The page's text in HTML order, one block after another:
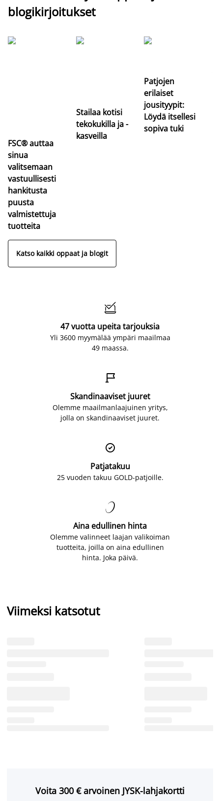
blogikirjoitukset
FSC® auttaa
sinua
valitsemaan
vastuullisesti
hankitusta
puusta
valmistettuja
tuotteita
Stailaa kotisi
tekokukilla ja -
kasveilla
Patjojen
erilaiset
jousityypit:
Löydä itsellesi
sopiva tuki
Katso kaikki oppaat ja blogit

47 vuotta upeita tarjouksia
Yli 3600 myymälää ympäri maailmaa
49 maassa.

Skandinaaviset juuret
Olemme maailmanlaajuinen yritys,
jolla on skandinaaviset juuret.

Patjatakuu
25 vuoden takuu GOLD-patjoille.

Aina edullinen hinta
Olemme valinneet laajan valikoiman
tuotteita, joilla on aina edullinen
hinta. Joka päivä.
Viimeksi katsotut
Voita 300 € arvoinen JYSK-lahjakortti